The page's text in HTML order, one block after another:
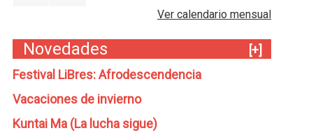
Ver calendario mensual
Novedades
[+]
Festival LiBres: Afrodescendencia
Vacaciones de invierno
Kuntai Ma (La lucha sigue)